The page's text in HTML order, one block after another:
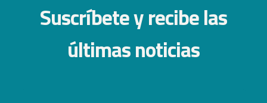
Suscríbete y recibe las
últimas noticias